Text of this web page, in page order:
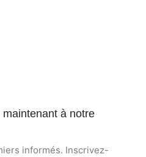
à notre
informés. Inscrivez-